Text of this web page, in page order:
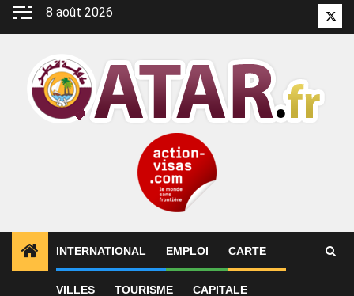
Aller
8 août 2026
INTERNATIONAL EMPLOI CARTE
VILLES TOURISME CAPITALE
International